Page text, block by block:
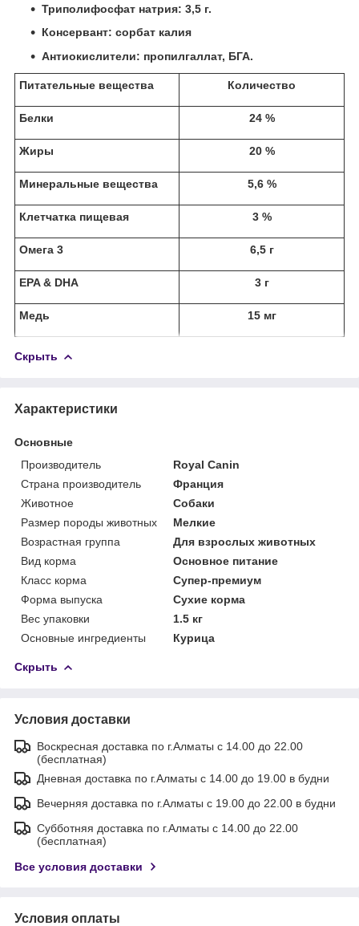
Триполифосфат натрия: 3,5 г.
Консервант: сорбат калия
Антиокислители: пропилгаллат, БГА.
Питательные вещества Количество
Белки 24 %
Жиры 20 %
Минеральные вещества 5,6 %
Клетчатка пищевая 3 %
Омега 3 6,5 г
EPA & DHA 3 г
Медь 15 мг
Скрыть
Характеристики
Основные
Производитель
Royal Canin
Страна производитель
Франция
Животное
Собаки
Размер породы животных
Мелкие
Возрастная группа
Для взрослых животных
Вид корма
Основное питание
Класс корма
Супер-премиум
Форма выпуска
Сухие корма
Вес упаковки
1.5 кг
Основные ингредиенты
Курица
Скрыть
Условия доставки
Воскресная доставка по г.Алматы с 14.00 до 22.00
(бесплатная)
Дневная доставка по г.Алматы с 14.00 до 19.00 в будни
Вечерняя доставка по г.Алматы с 19.00 до 22.00 в будни
Субботняя доставка по г.Алматы с 14.00 до 22.00
(бесплатная)
Все условия доставки
Условия оплаты